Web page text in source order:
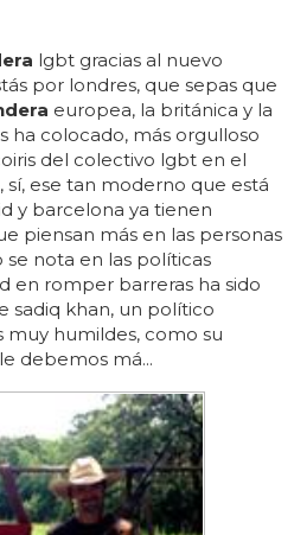
lgbt gracias al nuevo
por londres, que sepas que
europea, la británica y la
ha colocado, más orgulloso
del colectivo lgbt en el
ese tan moderno que está
y barcelona ya tienen
piensan más en las personas
se nota en las políticas
en romper barreras ha sido
sadiq khan, un político
humildes, como su
debemos má...